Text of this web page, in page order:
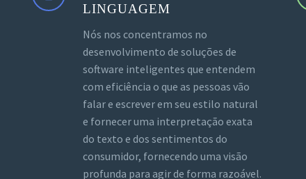
LINGUAGEM
Nós nos concentramos no
desenvolvimento de soluções de
software inteligentes que entendem
com eficiência o que as pessoas vão
falar e escrever em seu estilo natural
e fornecer uma interpretação exata
do texto e dos sentimentos do
consumidor, fornecendo uma visão
profunda para agir de forma razoável.